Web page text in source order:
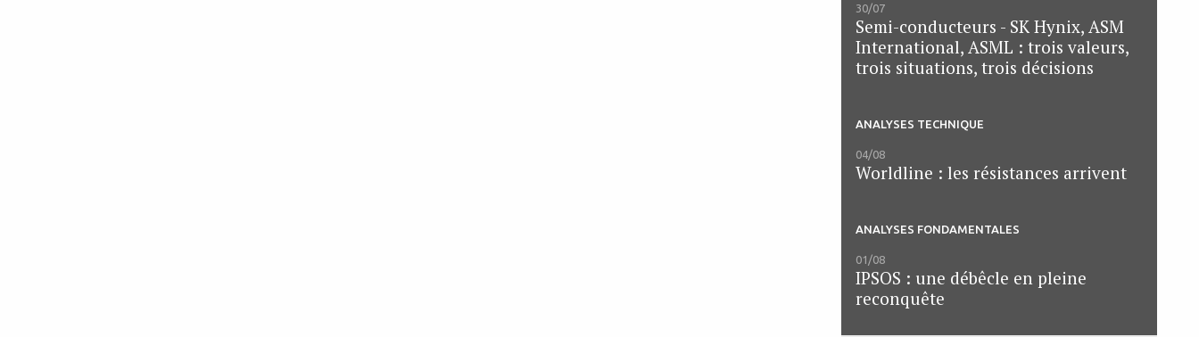
30/07
Semi-conducteurs - SK Hynix, ASM
International, ASML : trois valeurs,
trois situations, trois décisions
ANALYSES TECHNIQUE
04/08
Worldline : les résistances arrivent
ANALYSES FONDAMENTALES
01/08
IPSOS : une débêcle en pleine
reconquête